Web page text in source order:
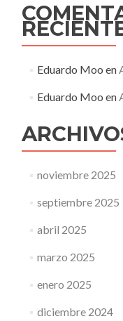
Eduardo Moo en
Eduardo Moo en
noviembre 2025
septiembre 2025
abril 2025
marzo 2025
enero 2025
diciembre 2024